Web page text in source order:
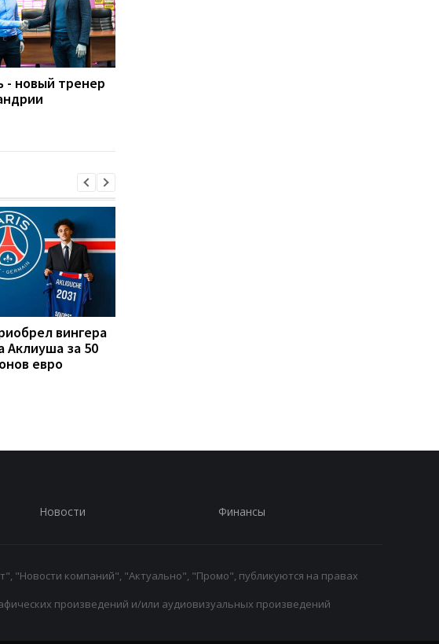
- новый тренер
вингера
Аклиуша за 50
евро
Новости Финансы
"Новости компаний", "Актуально", "Промо", публикуются на правах
произведений и/или аудиовизуальных произведений